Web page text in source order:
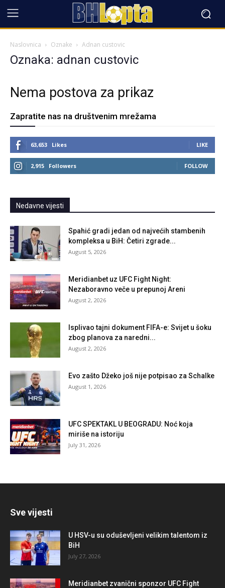
Naslovnica Oznake Adnan custovic
Oznaka: adnan custovic
Nema postova za prikaz
Zapratite nas na društvenim mrežama
63,653 Likes LIKE
2,915 Followers FOLLOW
Nedavne vijesti
Spahić gradi jedan od najvećih stambenih
kompleksa u BiH: Četiri zgrade...
August 5, 2026
Meridianbet uz UFC Fight Night:
Nezaboravno veče u prepunoj Areni
August 2, 2026
Isplivao tajni dokument FIFA-e: Svijet u šoku
zbog planova za naredni...
August 2, 2026
Evo zašto Džeko još nije potpisao za Schalke
August 1, 2026
UFC SPEKTAKL U BEOGRADU: Noć koja
miriše na istoriju
July 31, 2026
Sve vijesti
U HSV-u su oduševljeni velikim talentom iz
BiH
July 27, 2026
Meridianbet zvanični sponzor UFC Fight